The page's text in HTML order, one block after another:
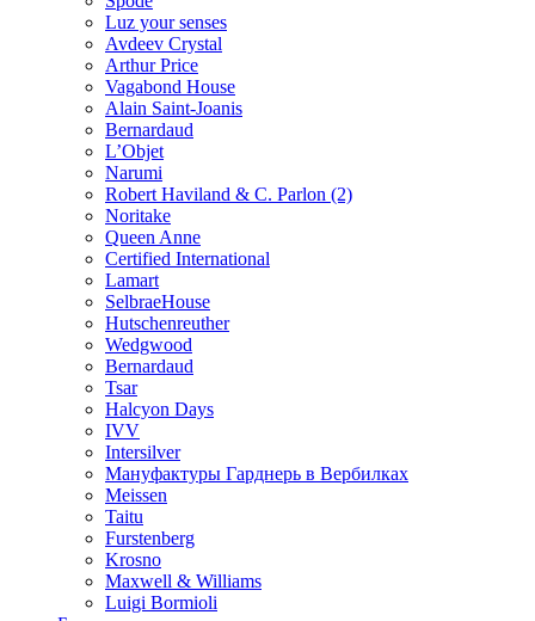
Luz your senses
Avdeev Crystal
Arthur Price
Vagabond House
Alain Saint-Joanis
Bernardaud
L’Objet
Narumi
Robert Haviland & C. Parlon (2)
Noritakе
Queen Anne
Certified International
Lamart
SelbraeHouse
Hutschenreuther
Wedgwood
Bernardaud
Tsar
Halcyon Days
IVV
Intersilver
Мануфактуры Гарднерь в Вербилках
Meissen
Taitu
Furstenberg
Krosno
Maxwell & Williams
Luigi Bormioli